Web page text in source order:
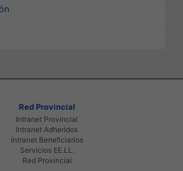
Red Provincial
Intranet Provincial
Intranet Adheridos
Intranet Beneficiarios
Servicios EE.LL.
Red Provincial